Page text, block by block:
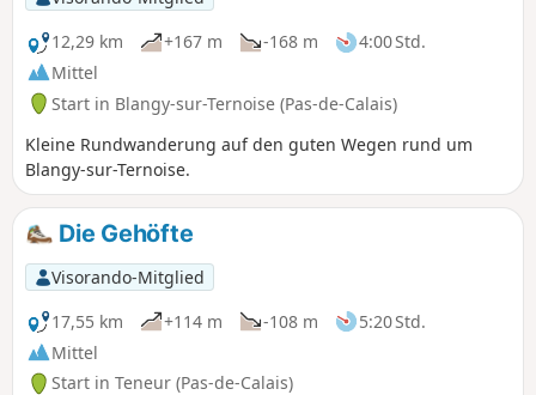
12,29 km
+167 m -168 m
4:00 Std.
Mittel
Start in Blangy-sur-Ternoise (Pas-de-Calais)
Kleine Rundwanderung auf den guten Wegen rund um
Blangy-sur-Ternoise.
Die Gehöfte
Visorando-Mitglied
17,55 km
+114 m -108 m
5:20 Std.
Mittel
Start in Teneur (Pas-de-Calais)